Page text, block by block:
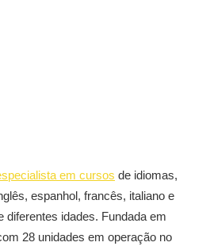
em cursos de idiomas,
espanhol, francês, italiano e
diferentes idades. Fundada em
28 unidades em operação no